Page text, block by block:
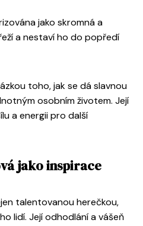
jako skromná a
a nestaví ho do popředí
toho, jak se dá slavnou
osobním životem. Její
a energii pro další
jako inspirace
talentovanou herečkou,
lidí. Její odhodlání a vášeň